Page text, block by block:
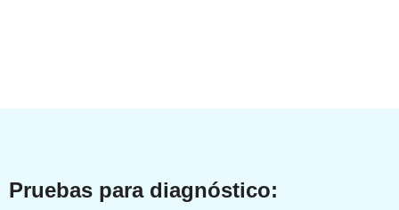
Pruebas para diagnóstico: